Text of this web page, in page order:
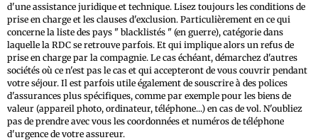
d'une assistance juridique et technique. Lisez toujours les conditions de
prise en charge et les clauses d'exclusion. Particulièrement en ce qui
concerne la liste des pays " blacklistés " (en guerre), catégorie dans
laquelle la RDC se retrouve parfois. Et qui implique alors un refus de
prise en charge par la compagnie. Le cas échéant, démarchez d'autres
sociétés où ce n'est pas le cas et qui accepteront de vous couvrir pendant
votre séjour. Il est parfois utile également de souscrire à des polices
d'assurances plus spécifiques, comme par exemple pour les biens de
valeur (appareil photo, ordinateur, téléphone...) en cas de vol. N'oubliez
pas de prendre avec vous les coordonnées et numéros de téléphone
d'urgence de votre assureur.